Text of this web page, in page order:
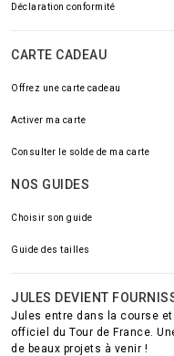
Déclaration conformité
CARTE CADEAU
Offrez une carte cadeau
Activer ma carte
Consulter le solde de ma carte
NOS GUIDES
Choisir son guide
Guide des tailles
JULES DEVIENT
Jules entre dans la course
officiel du Tour de France.
de beaux projets à venir !